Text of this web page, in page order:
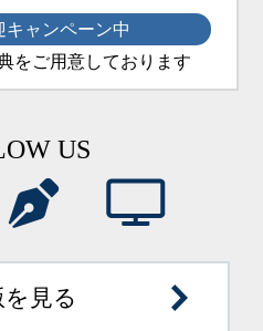
キャンペーン中
をご用意しております
US
を見る